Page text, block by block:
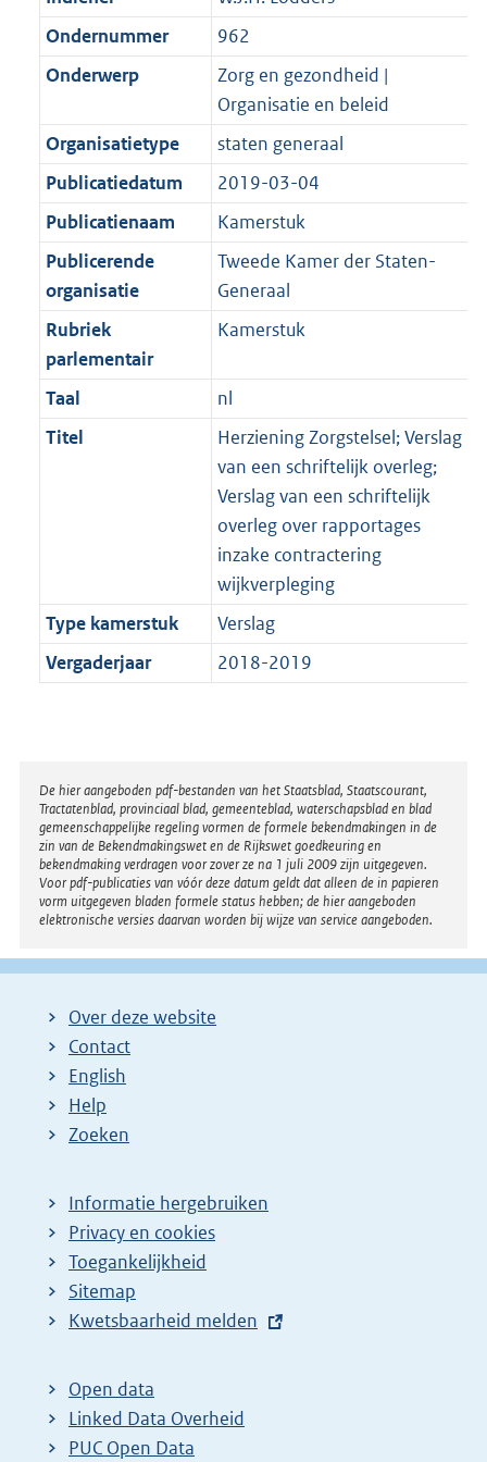
Ondernummer
962
Onderwerp
Zorg en gezondheid |
Organisatie en beleid
Organisatietype
staten generaal
Publicatiedatum
2019-03-04
Publicatienaam
Kamerstuk
Publicerende
organisatie
Tweede Kamer der Staten-
Generaal
Rubriek
parlementair
Kamerstuk
Taal
nl
Titel
Herziening Zorgstelsel; Verslag
van een schriftelijk overleg;
Verslag van een schriftelijk
overleg over rapportages
inzake contractering
wijkverpleging
Type kamerstuk
Verslag
Vergaderjaar
2018-2019
Disclaimer
De hier aangeboden pdf-bestanden van het Staatsblad, Staatscourant,
Tractatenblad, provinciaal blad, gemeenteblad, waterschapsblad en blad
gemeenschappelijke regeling vormen de formele bekendmakingen in de
zin van de Bekendmakingswet en de Rijkswet goedkeuring en
bekendmaking verdragen voor zover ze na 1 juli 2009 zijn uitgegeven.
Voor pdf-publicaties van vóór deze datum geldt dat alleen de in papieren
vorm uitgegeven bladen formele status hebben; de hier aangeboden
elektronische versies daarvan worden bij wijze van service aangeboden.
Over deze website
Contact
English
Help
Zoeken
Informatie hergebruiken
Privacy en cookies
Toegankelijkheid
Sitemap
E
t
e
r
Kwetsbaarheid melden
Open data
Linked Data Overheid
PUC Open Data